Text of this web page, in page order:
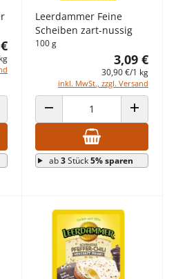
ERHÖHEN
Leerdammer Feine
Scheiben zart-nussig
100 g
3,09 €
30,90 €/1 kg
inkl. MwSt., zzgl. Versand
ANZAHL VERRINGERN ANZAHL
ab3Stück5% sparen